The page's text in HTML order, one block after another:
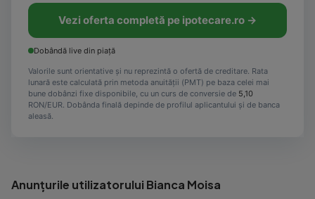
Vezi oferta completă pe ipotecare.ro →
Dobândă live din piață
Valorile sunt orientative și nu reprezintă o ofertă de creditare. Rata
lunară este calculată prin metoda anuității (PMT) pe baza celei mai
bune dobânzi fixe disponibile, cu un curs de conversie de 5,10
RON/EUR. Dobânda finală depinde de profilul aplicantului și de banca
aleasă.
Anunțurile utilizatorului Bianca Moisa